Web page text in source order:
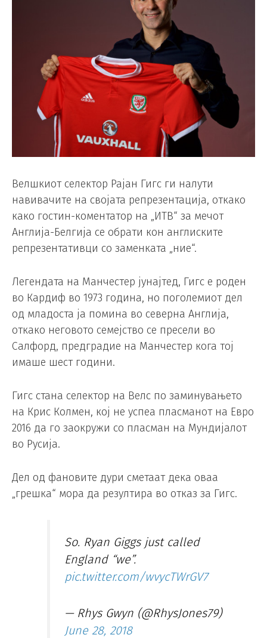
Велшкиот селектор Рајан Гигс ги налути
навивачите на својата репрезентација, откако
како гостин-коментатор на „ИТВ“ за мечот
Англија-Белгија се обрати кон англиските
репрезентативци со заменката „ние“.
Легендата на Манчестер јунајтед, Гигс е роден
во Кардиф во 1973 година, но поголемиот дел
од младоста ја помина во северна Англија,
откако неговото семејство се пресели во
Салфорд, предградие на Манчестер кога тој
имаше шест години.
Гигс стана селектор на Велс по заминувањето
на Крис Колмен, кој не успеа пласманот на Евро
2016 да го заокружи со пласман на Мундијалот
во Русија.
Дел од фановите дури сметаат дека оваа
„грешка“ мора да резултира во отказ за Гигс.
So. Ryan Giggs just called
England “we”.
pic.twitter.com/wvycTWrGV7
— Rhys Gwyn (@RhysJones79)
June 28, 2018